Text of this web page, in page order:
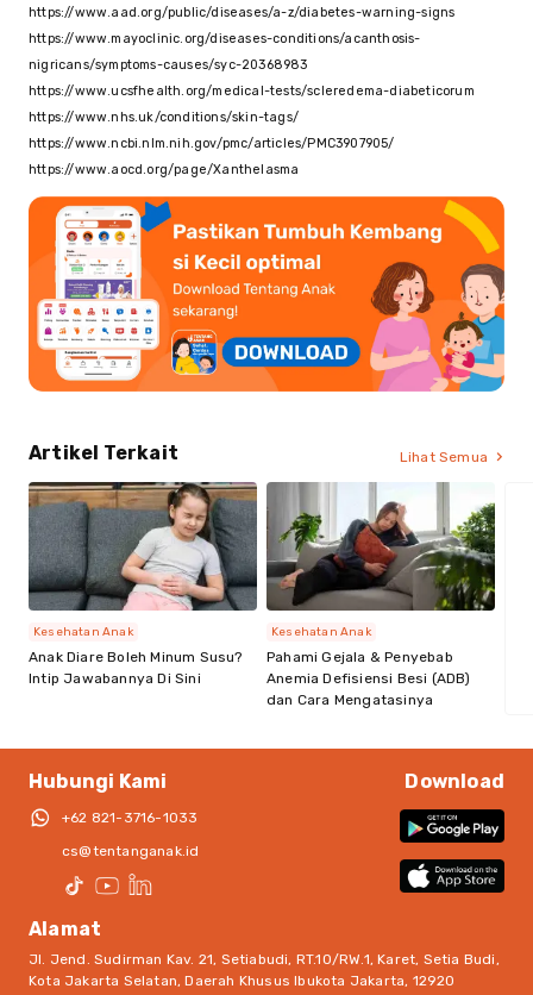
https://www.aad.org/public/diseases/a-z/diabetes-warning-signs
https://www.mayoclinic.org/diseases-conditions/acanthosis-
nigricans/symptoms-causes/syc-20368983
https://www.ucsfhealth.org/medical-tests/scleredema-diabeticorum
https://www.nhs.uk/conditions/skin-tags/
https://www.ncbi.nlm.nih.gov/pmc/articles/PMC3907905/
https://www.aocd.org/page/Xanthelasma
Artikel Terkait Lihat Semua
Anak Diare Boleh Minum Susu?
Intip Jawabannya Di Sini
Kesehatan Anak
Pahami Gejala & Penyebab
Anemia Defisiensi Besi (ADB)
dan Cara Mengatasinya
Kesehatan Anak
Hubungi Kami
+62 821-3716-1033
cs@tentanganak.id
Download
Alamat
Jl. Jend. Sudirman Kav. 21, Setiabudi, RT.10/RW.1, Karet, Setia Budi,
Kota Jakarta Selatan, Daerah Khusus Ibukota Jakarta, 12920